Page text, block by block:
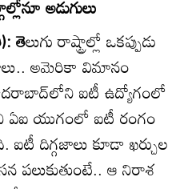
అడుగులు
తెలుగు రాష్ట్రాల్లో ఒకప్పుడు
అమెరికా విమానం
ఐటీ ఉద్యోగంలో
ఏఐ యుగంలో ఐటీ రంగం
ఐటీ దిగ్గజాలు కూడా ఖర్చుల
పలుకుతుంటే.. ఆ నిరాశ